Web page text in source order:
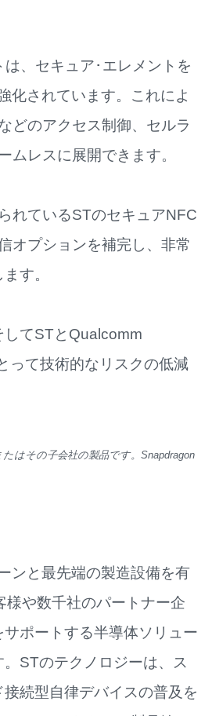
、セキュア･エレメントを
化されています。これによ
どのアクセス制御、セルラ
ムレスに展開できます。
れているSTのセキュアNFC
オプションを補完し、非常
す。
てSTとQualcomm
って技術的なリスクの低減
はその子会社の製品です。Snapdragon
ンと最先端の製造設備を有
や数千社のパートナー企
ポートする半導体ソリュー
STのテクノロジーは、ス
続型自律デバイスの普及を